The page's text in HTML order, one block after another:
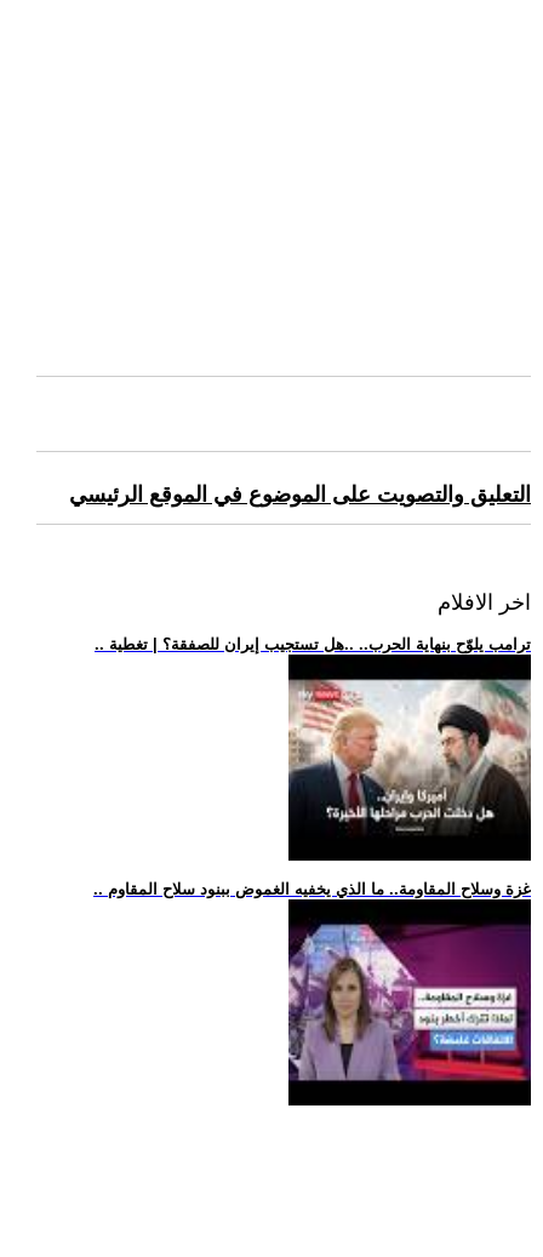
التعليق والتصويت على الموضوع في الموقع الرئيسي
اخر الافلام
.. ترامب يلوّح بنهاية الحرب.. ..هل تستجيب إيران للصفقة؟ | تغطية
.. غزة وسلاح المقاومة.. ما الذي يخفيه الغموض ببنود سلاح المقاوم